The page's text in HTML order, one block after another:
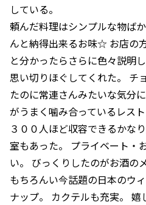
している。
頼んだ料理はシンプルな物ば
んと納得出来るお味☆ お店の
と分かったらさらに色々説明
思い切りほぐしてくれた。 チ
たのに常連さんみたいな気分
がうまく噛み合っているレスト
３００人ほど収容できるかな
室もあった。 プライベート・
い。 びっくりしたのがお酒の
もちろんい今話題の日本のウ
ナップ。 カクテルも充実。